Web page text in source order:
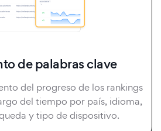
de palabras clave
del progreso de los rankings
del tiempo por país, idioma,
y tipo de dispositivo.